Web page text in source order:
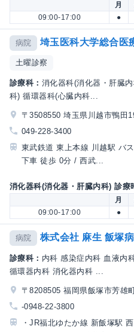
月
09:00-17:00
●
病院 埼玉医科大学総合医
土曜診察
診療科： 消化器科(消化器・肝臓
科) 循環器科(心臓内科...
〒3508550 埼玉県川越市鴨田
049-228-3400
東武鉄道 東上本線 川越駅 バ
下車 徒歩 0分 / 西武...
消化器科(消化器・肝臓内科) 診療
月
09:00-17:00
●
病院 株式会社 麻生 飯塚
診療科： 内科 感染症内科 血液内
循環器内科 消化器内科 ...
〒8208505 福岡県飯塚市芳雄
-0948-22-3800
・JR福北ゆたか線 新飯塚駅